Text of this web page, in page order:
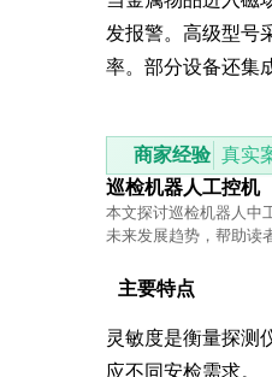
发报警。高级型号
率。部分设备还集
商家经验 真实
巡检机器人工控机
本文探讨巡检机器人中
未来发展趋势，帮助读
主要特点
灵敏度是衡量探测
应不同安检需求。